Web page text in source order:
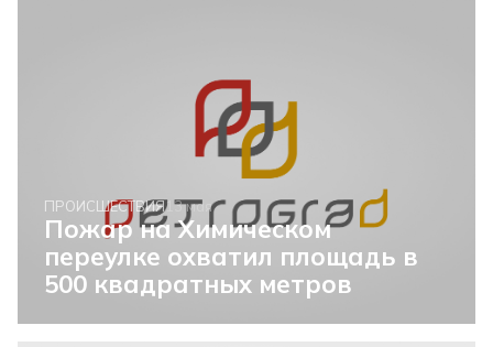
ПРОИСШЕСТВИЯ13 мая
Пожар на Химическом
переулке охватил площадь в
500 квадратных метров